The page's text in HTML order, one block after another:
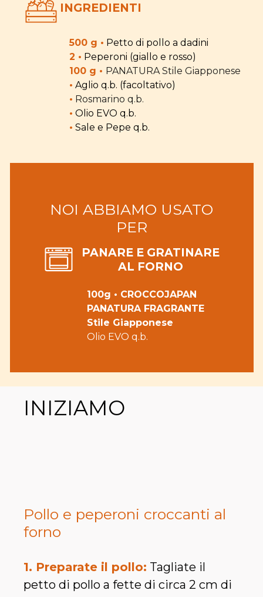
INGREDIENTI
500 g • Petto di pollo a dadini
2 • Peperoni (giallo e rosso)
100 g • PANATURA Stile Giapponese
• Aglio q.b. (facoltativo)
• Rosmarino q.b.
• Olio EVO q.b.
• Sale e Pepe q.b.
NOI ABBIAMO USATO
PER
PANARE E GRATINARE
AL FORNO
100g • CROCCOJAPAN
PANATURA FRAGRANTE
Stile Giapponese
Olio EVO q.b.
INIZIAMO
Pollo e peperoni croccanti al
forno
1. Preparate il pollo: Tagliate il
petto di pollo a fette di circa 2 cm di